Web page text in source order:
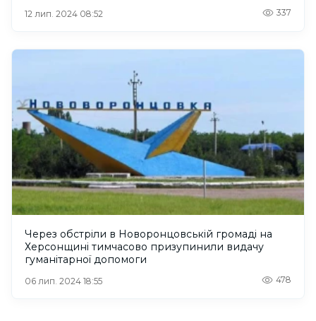
12 лип. 2024 08:52 337
Через обстріли в Новоронцовській громаді на
Херсонщині тимчасово призупинили видачу
гуманітарної допомоги
06 лип. 2024 18:55 478